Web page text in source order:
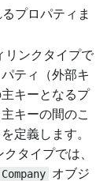
プロパティま
リンクタイプで
ティ（外部キ
キーとなるプ
キーの間のこ
定義します。
クタイプでは、
Company オブジ